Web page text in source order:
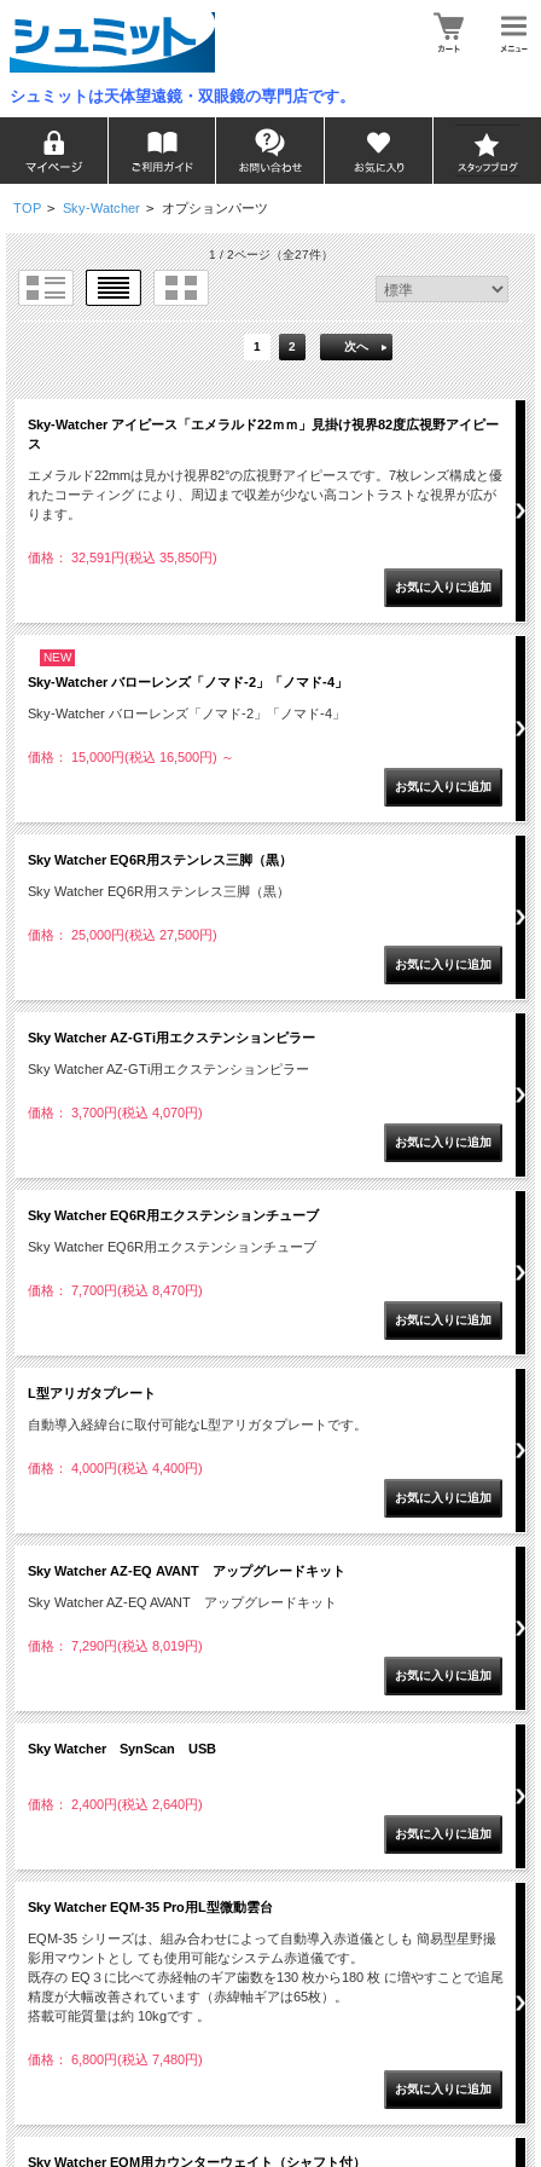
シュミットは天体望遠鏡・双眼鏡の専門店です。
TOP > Sky-Watcher > オプションパーツ
1 / 2ページ（全27件）
1 2 次へ
Sky-Watcher アイピース「エメラルド22ｍｍ」見掛け視界82度広視野アイピー
ス
エメラルド22mmは見かけ視界82°の広視野アイピースです。7枚レンズ構成と優
れたコーティング により、周辺まで収差が少ない高コントラストな視界が広が
ります。
価格： 32,591円(税込 35,850円)
NEW
Sky-Watcher バローレンズ「ノマド-2」「ノマド-4」
Sky-Watcher バローレンズ「ノマド-2」「ノマド-4」
価格： 15,000円(税込 16,500円) ～
Sky Watcher EQ6R用ステンレス三脚（黒）
Sky Watcher EQ6R用ステンレス三脚（黒）
価格： 25,000円(税込 27,500円)
Sky Watcher AZ-GTi用エクステンションピラー
Sky Watcher AZ-GTi用エクステンションピラー
価格： 3,700円(税込 4,070円)
Sky Watcher EQ6R用エクステンションチューブ
Sky Watcher EQ6R用エクステンションチューブ
価格： 7,700円(税込 8,470円)
L型アリガタプレート
自動導入経緯台に取付可能なL型アリガタプレートです。
価格： 4,000円(税込 4,400円)
Sky Watcher AZ-EQ AVANT アップグレードキット
Sky Watcher AZ-EQ AVANT アップグレードキット
価格： 7,290円(税込 8,019円)
Sky Watcher SynScan USB
価格： 2,400円(税込 2,640円)
Sky Watcher EQM-35 Pro用L型微動雲台
EQM-35 シリーズは、組み合わせによって自動導入赤道儀としも 簡易型星野撮
影用マウントとし ても使用可能なシステム赤道儀です。
既存の EQ３に比べて赤経軸のギア歯数を130 枚から180 枚 に増やすことで追尾
精度が大幅改善されています（赤緯軸ギアは65枚）。
搭載可能質量は約 10kgです 。
価格： 6,800円(税込 7,480円)
Sky Watcher EQM用カウンターウェイト（シャフト付）